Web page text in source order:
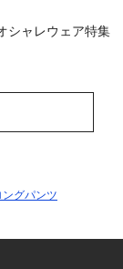
シャレウェア特集
ングパンツ